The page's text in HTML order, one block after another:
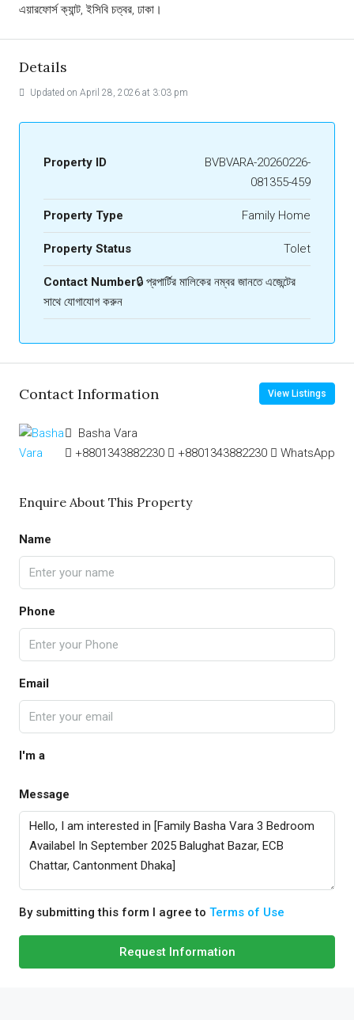
এয়ারফোর্স ক্যান্ট, ইসিবি চত্বর, ঢাকা।
Details
Updated on April 28, 2026 at 3:03 pm
Property ID
BVBVARA-20260226-
081355-459
Property Type Family Home
Property Status Tolet
Contact Number🔒 প্রপার্টির মালিকের নম্বর জানতে এজেন্টের
সাথে যোগাযোগ করুন
Contact Information View Listings
Basha Vara
+8801343882230
+8801343882230 WhatsApp
Enquire About This Property
Name
Phone
Email
I'm a
Message
By submitting this form I agree to Terms of Use
Request Information